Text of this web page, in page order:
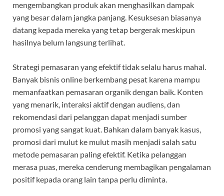
mengembangkan produk akan menghasilkan dampak
yang besar dalam jangka panjang. Kesuksesan biasanya
datang kepada mereka yang tetap bergerak meskipun
hasilnya belum langsung terlihat.
Strategi pemasaran yang efektif tidak selalu harus mahal.
Banyak bisnis online berkembang pesat karena mampu
memanfaatkan pemasaran organik dengan baik. Konten
yang menarik, interaksi aktif dengan audiens, dan
rekomendasi dari pelanggan dapat menjadi sumber
promosi yang sangat kuat. Bahkan dalam banyak kasus,
promosi dari mulut ke mulut masih menjadi salah satu
metode pemasaran paling efektif. Ketika pelanggan
merasa puas, mereka cenderung membagikan pengalaman
positif kepada orang lain tanpa perlu diminta.